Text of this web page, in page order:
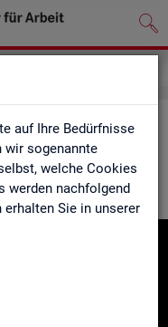
auf Ihre Bedürfnisse
wir sogenannte
welche Cookies
werden nachfolgend
Sie in unserer
in Deut­scher Ge­bär­